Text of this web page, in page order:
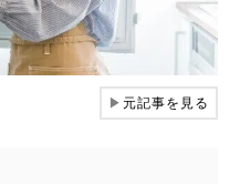
▶元記事を見る